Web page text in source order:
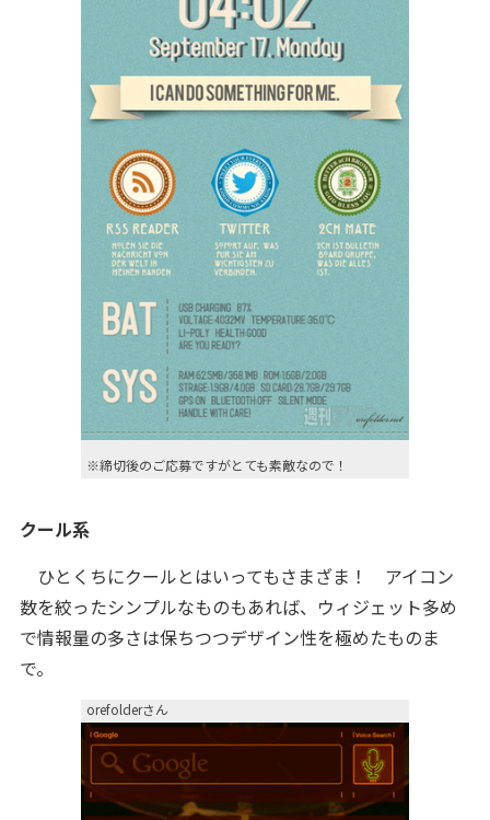
※締切後のご応募ですがとても素敵なので！
クール系
ひとくちにクールとはいってもさまざま！ アイコン
数を絞ったシンプルなものもあれば、ウィジェット多め
で情報量の多さは保ちつつデザイン性を極めたものま
で。
orefolderさん